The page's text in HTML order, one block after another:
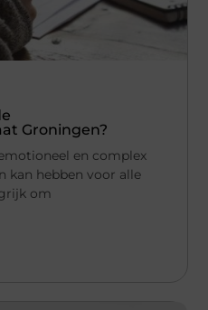
Groningen?
en complex
kan hebben voor alle
om